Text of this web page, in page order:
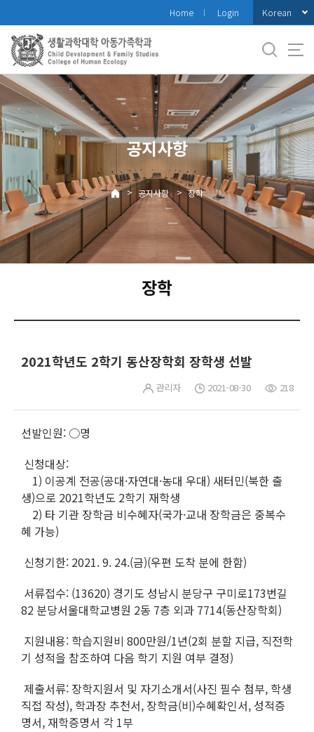
로
메
뉴
Home Login Korean
공지사항
> 공지사항 > 장학
장학
2021학년도 2학기 동산장학회 장학생 선발
관리자 2021-08-30 218
선발인원: ○명
신청대상:
1) 이공계 전공(공대·자연대·농대 우대) 새터민(북한 출
생)으로 2021학년도 2학기 재학생
2) 타 기관 장학금 비수혜자(국가·교내 장학금은 중복수
혜 가능)
신청기한: 2021. 9. 24.(금)(우편 도착 분에 한함)
서류접수: (13620) 경기도 성남시 분당구 구미로173번길
82 분당서울대학교병원 2동 7층 외과 7714(동산장학회)
지원내용: 학습지원비 800만원/1년(2회 분할 지급, 직전학
기 성적을 참조하여 다음 학기 지원 여부 결정)
제출서류: 장학지원서 및 자기소개서(사진 필수 첨부, 학생
직접 작성), 학과장 추천서, 장학금(비)수혜확인서, 성적증
명서, 재학증명서 각 1부